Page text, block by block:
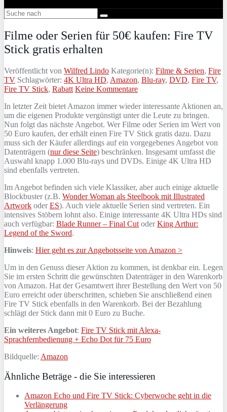
Filme oder Serien für 50€ kaufen: Fire TV
Stick gratis erhalten
Veröffentlicht von Wilfred Lindo Kategorie(n): Filme & Serien, Fire
TV Schlagwörter: 4K Ultra HD, Amazon, Blu-ray, DVD, Fire TV,
Fire TV Stick, Rabatt Keine Kommentare
In letzter Zeit bietet Amazon immer wieder interessante Aktionen an,
um die eigenen Produkte vergünstigt unter die Leute zu bringen.
Nun folgt das nächste Angebot. Wer Filme oder Serien im Wert von
50 Euro kaufen, der erhält einen Fire TV Stick gratis dazu. Dazu
muss sich der Käufer allerdings auf ein vorgegebenes Angebot von
Datenträgern (nur diese Seite) beschränken. Insgesamt umfasst die
Auswahl knapp 1.000 Blu-rays und DVDs. Einige 4K Ultra HD
sind ebenfalls vertreten.
Im Angebot befinden sich viele Klassiker, aber auch einige aktuelle
Blockbuster (z.B. Wonder Woman als Steelbook mit Illustrated
Artwork oderES). Auch viele aktuelle Serien sind vertreten. Ein
intensives Stöbern lohnt also. Einige interessante 4K Ultra HDs sind
auch verfügbar: Blade Runner – Final Cut oderKing Arthur:
Legend of the Sword.
Hinweis: Hier geht es zur Angebotsseite von Amazon >
Um in den Genuss dieser Aktion zu kommen, ist denkbar ein. Legen
Sie im ersten Schritt die gewünschten Datenträger in den Warenkorb
von Amazon. Hat der Gesamtwert ihrer Bestellung den Wert von 50
Euro erreicht oder überschritten, schieben Sie anschließend einen
Fire TV Stick ebenfalls in den Warenkorb. Bei der Bezahlung
schlägt der Stick dann mit 0 Euro zu Buche.
Ein weiteres Angebot: Fire TV Stick mit Alexa-
Sprachfernbedienung + Echo Dot für 75 Euro
Bildquelle: Amazon
Ähnliche Beträge - die Sie interessieren
Amazon Echo und Fire TV Stick: Cyberwoche geht in die
Verlängerung